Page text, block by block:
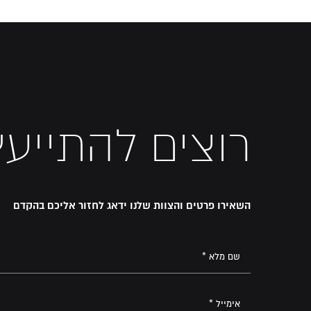
רוצים
השאירו פרטים והצוות שלנו ידאג לחזור אליכם בהקדם